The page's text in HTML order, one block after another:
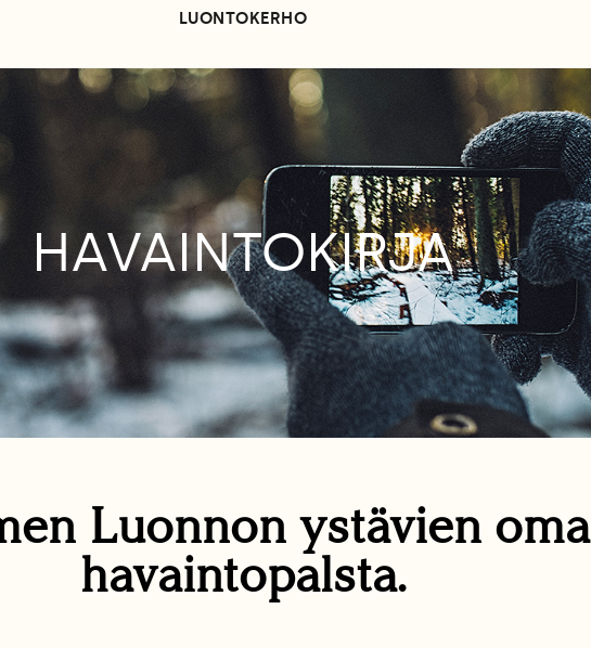
LUONTOKERHO
HAVAINTOKIRJA
Luonnon ystävien oma
havaintopalsta.